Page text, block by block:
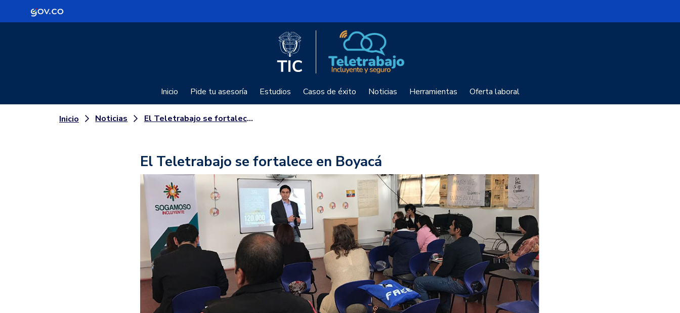
Logo Gobierno de Colombia
Logo del Ministerio TIC
Inicio Pide tu asesoría Estudios Casos de éxito Noticias Herramientas Oferta laboral
Inicio Noticias El Teletrabajo se fortalece en Boyacá
El Teletrabajo se fortalece en Boyacá